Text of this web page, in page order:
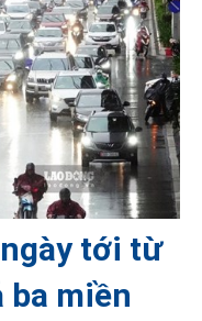
tới từ
ba miền